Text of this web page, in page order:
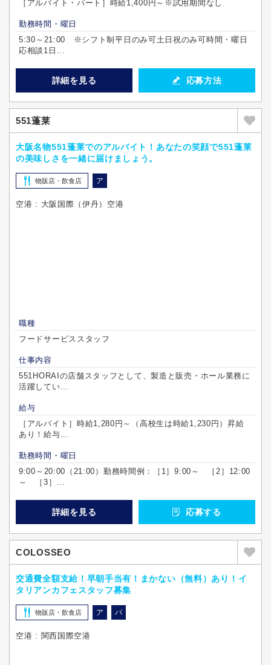
［アルバイト・パート］時給1,400円～※試用期間なし
勤務時間・曜日
5:30～21:00 ※シフト制平日のみ可土日祝のみ可時間・曜日
応相談1日...
詳細を見る 応募方法
551蓬莱
大阪名物551蓬莱でのアルバイト！あなたの笑顔で551蓬莱
の美味しさを一緒に届けましょう。
物販店・飲食店 ア
空港 : 大阪国際（伊丹）空港
職種
フードサービススタッフ
仕事内容
551HORAIの店舗スタッフとして、製造と販売・ホール業務に
活躍してい...
給与
［アルバイト］時給1,280円～（高校生は時給1,230円）昇給
あり！給与...
勤務時間・曜日
9:00～20:00（21:00）勤務時間例：［1］9:00～ ［2］12:00
～ ［3］...
詳細を見る 応募する
COLOSSEO
交通費全額支給！早朝手当有！まかない（無料）あり！イ
タリアンカフェスタッフ募集
物販店・飲食店 ア パ
空港 : 関西国際空港